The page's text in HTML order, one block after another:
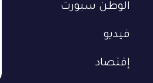
الوطن سبورت
فيديو
إقتصاد